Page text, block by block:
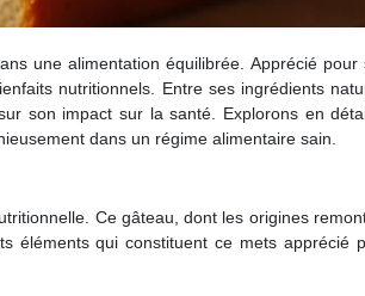
une alimentation équilibrée. Apprécié pour
nutritionnels. Entre ses ingrédients
son impact sur la santé. Explorons en
dans un régime alimentaire sain.
Ce gâteau, dont les origines
éléments qui constituent ce mets apprécié